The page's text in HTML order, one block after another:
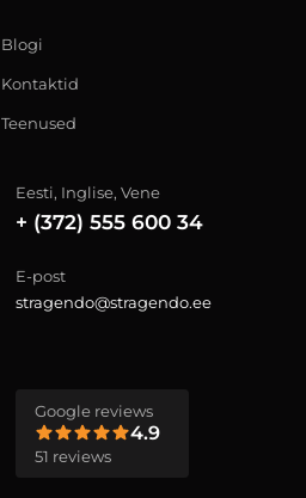
Blogi
Kontaktid
Teenused
Eesti, Inglise, Vene
+ (372) 555 600 34
E-post
stragendo@stragendo.ee
Google reviews
4.9
51 reviews